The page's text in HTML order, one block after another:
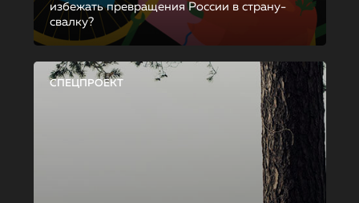
избежать превращения России в страну-
свалку?
СПЕЦПРОЕКТ